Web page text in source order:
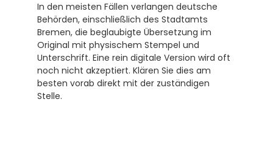
In den meisten Fällen verlangen deutsche
Behörden, einschließlich des Stadtamts
Bremen, die beglaubigte Übersetzung im
Original mit physischem Stempel und
Unterschrift. Eine rein digitale Version wird oft
noch nicht akzeptiert. Klären Sie dies am
besten vorab direkt mit der zuständigen
Stelle.